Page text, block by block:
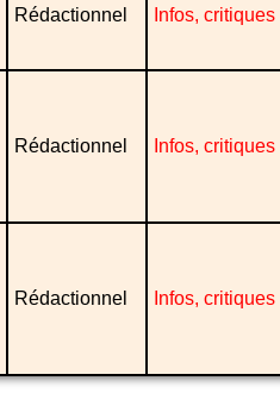
Rédactionnel Infos, critiques
Rédactionnel Infos, critiques
Rédactionnel Infos, critiques